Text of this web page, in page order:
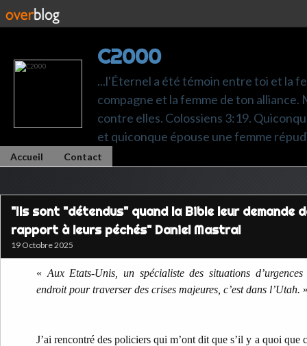
C2000
...l'Éternel a été témoin entre toi et la
compagne et la femme de ton alliance.
contre elles. Colossiens 3:19.
et quiconque épouse une femme
Accueil Contact
"Ils sont "détendus" quand la Bible leur demande
rapport à leurs péchés" Daniel Mastral
19 Octobre 2025
« Aux Etats-Unis, un spécialiste des situations
endroit pour traverser des crises majeures, c’est dans l’Utah.
J’ai rencontré des policiers qui m’ont dit que s’il y a quoi que